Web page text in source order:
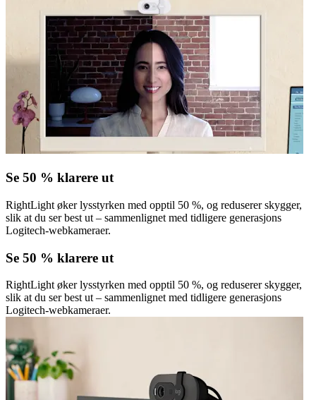
Se 50 % klarere ut
RightLight øker lysstyrken med opptil 50 %, og reduserer skygger,
slik at du ser best ut – sammenlignet med tidligere generasjons
Logitech-webkameraer.
Se 50 % klarere ut
RightLight øker lysstyrken med opptil 50 %, og reduserer skygger,
slik at du ser best ut – sammenlignet med tidligere generasjons
Logitech-webkameraer.